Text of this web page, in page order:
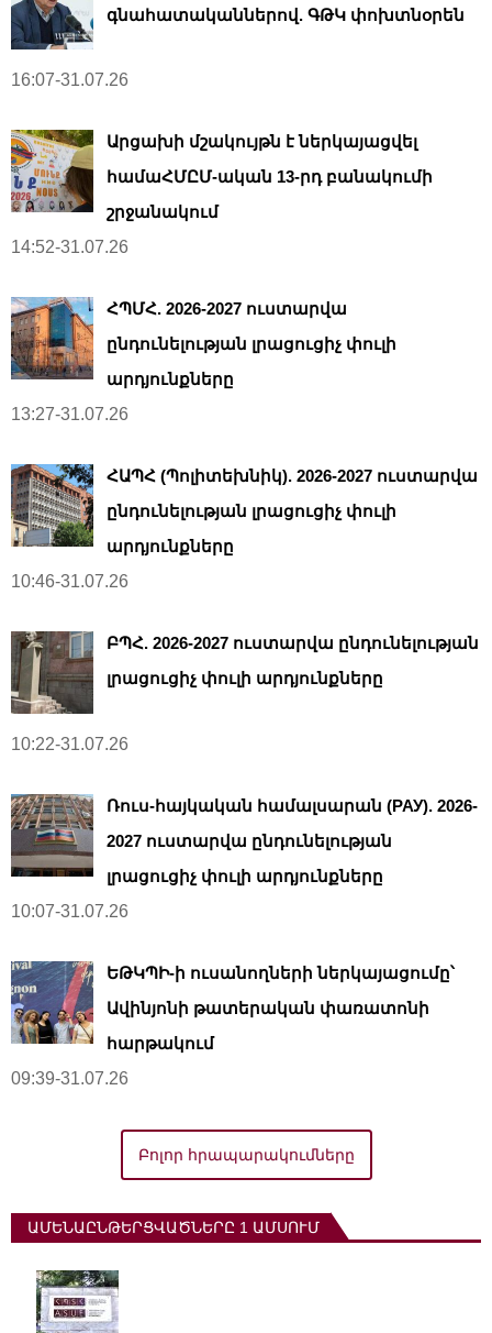
գնահատականներով. ԳԹԿ փոխտնօրեն
16:07-31.07.26
Արցախի մշակույթն է ներկայացվել
համաՀՄԸՄ-ական 13-րդ բանակումի
շրջանակում
14:52-31.07.26
ՀՊՄՀ. 2026-2027 ուստարվա
ընդունելության լրացուցիչ փուլի
արդյունքները
13:27-31.07.26
ՀԱՊՀ (Պոլիտեխնիկ). 2026-2027 ուստարվա
ընդունելության լրացուցիչ փուլի
արդյունքները
10:46-31.07.26
ԲՊՀ. 2026-2027 ուստարվա ընդունելության
լրացուցիչ փուլի արդյունքները
10:22-31.07.26
Ռուս-հայկական համալսարան (РАУ). 2026-
2027 ուստարվա ընդունելության
լրացուցիչ փուլի արդյունքները
10:07-31.07.26
ԵԹԿՊԻ-ի ուսանողների ներկայացումը՝
Ավինյոնի թատերական փառատոնի
հարթակում
09:39-31.07.26
Բոլոր հրապարակումները
ԱՄԵՆԱԸՆԹԵՐՑՎԱԾՆԵՐԸ 1 ԱՄՍՈՒՄ